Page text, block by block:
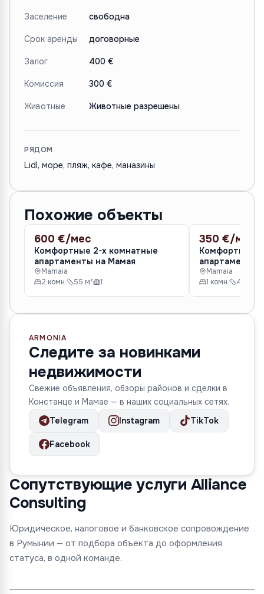
Заселение свободна
Срок аренды договорные
Залог 400 €
Комиссия 300 €
Животные Животные разрешены
РЯДОМ
Lidl, море, пляж, кафе, маназины
Похожие объекты
АРЕНДА
600 €/мес
Комфортные 2-х комнатные
апартаменты на Мамая
Mamaia
2 комн.
55 м² 1
АРЕНДА
350 €/мес
Комфортные
апартаменты
Mamaia
1 комн.
45 м²
ARMONIA
Следите за новинками
недвижимости
Свежие объявления, обзоры районов и сделки в
Констанце и Мамае — в наших социальных сетях.
Telegram
Instagram TikTok
Facebook
Сопутствующие услуги Alliance
Consulting
Юридическое, налоговое и банковское сопровождение
в Румынии — от подбора объекта до оформления
статуса, в одной команде.